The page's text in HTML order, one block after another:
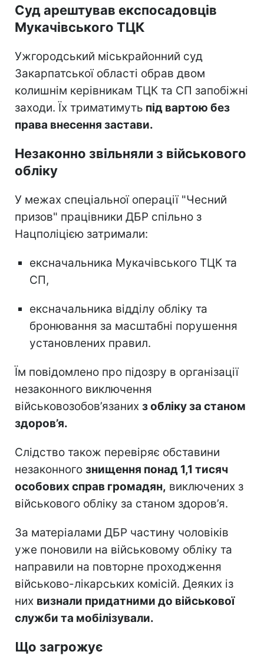
Суд арештував експосадовців
Мукачівського ТЦК
Ужгородський міськрайонний суд
Закарпатської області обрав двом
колишнім керівникам ТЦК та СП запобіжні
заходи. Їх триматимуть під вартою без
права внесення застави.
Незаконно звільняли з військового
обліку
У межах спеціальної операції "Чесний
призов" працівники ДБР спільно з
Нацполіцією затримали:
ексначальника Мукачівського ТЦК та
СП,
ексначальника відділу обліку та
бронювання за масштабні порушення
установлених правил.
Їм повідомлено про підозру в організації
незаконного виключення
військовозобов’язаних з обліку за станом
здоров’я.
Слідство також перевіряє обставини
незаконного знищення понад 1,1 тисяч
особових справ громадян, виключених з
військового обліку за станом здоров’я.
За матеріалами ДБР частину чоловіків
уже поновили на військовому обліку та
направили на повторне проходження
військово-лікарських комісій. Деяких із
них визнали придатними до військової
служби та мобілізували.
Що загрожує